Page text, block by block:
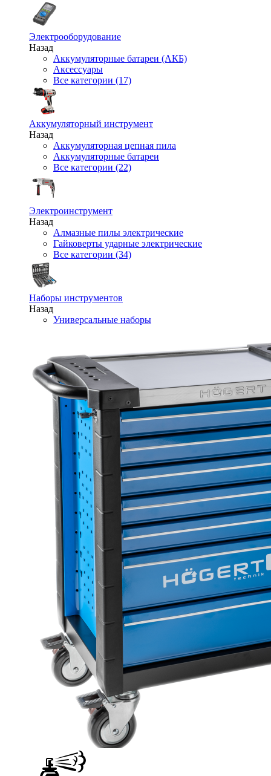
Электрооборудование
Назад
Аккумуляторные батареи (АКБ)
Аксессуары
Все категории (17)
Аккумуляторный инструмент
Назад
Аккумуляторная цепная пила
Аккумуляторные батареи
Все категории (22)
Электроинструмент
Назад
Алмазные пилы электрические
Гайковерты ударные электрические
Все категории (34)
Наборы инструментов
Назад
Универсальные наборы